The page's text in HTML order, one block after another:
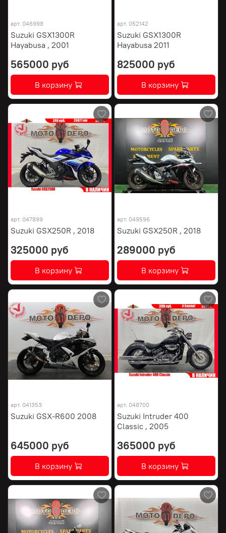
арт. 046998
Suzuki GSX1300R
Hayabusa , 2001
565000 руб
В корзину
арт. 052142
Suzuki GSX1300R
Hayabusa 2011
825000 руб
В корзину
арт. 047899
Suzuki GSX250R , 2018
325000 руб
В корзину
арт. 049596
Suzuki GSX250R , 2018
289000 руб
В корзину
арт. 041353
Suzuki GSX-R600 2008
645000 руб
В корзину
арт. 048700
Suzuki Intruder 400
Classic , 2005
365000 руб
В корзину